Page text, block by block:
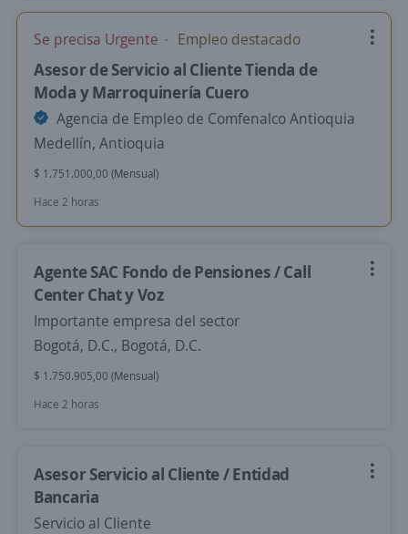
Se precisa Urgente Empleo destacado
Asesor de Servicio al Cliente Tienda de
Moda y Marroquinería Cuero
Agencia de Empleo de Comfenalco Antioquia
Medellín, Antioquia
$ 1.751.000,00 (Mensual)
Hace 2 horas
Agente SAC Fondo de Pensiones / Call
Center Chat y Voz
Importante empresa del sector
Bogotá, D.C., Bogotá, D.C.
$ 1.750.905,00 (Mensual)
Hace 2 horas
Asesor Servicio al Cliente / Entidad
Bancaria
Servicio al Cliente